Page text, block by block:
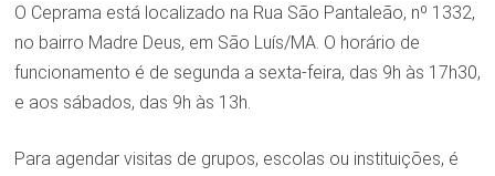
O Ceprama está localizado na Rua São Pantaleão, nº 1332,
no bairro Madre Deus, em São Luís/MA. O horário de
funcionamento é de segunda a sexta-feira, das 9h às 17h30,
e aos sábados, das 9h às 13h.
Para agendar visitas de grupos, escolas ou instituições, é